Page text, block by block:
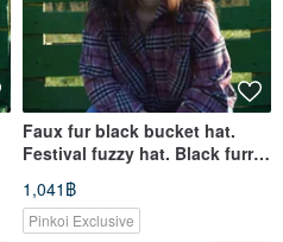
Faux fur black bucket hat.
Festival fuzzy hat. Black furry
hat.Rave bucket hat.
1,041฿
Pinkoi Exclusive